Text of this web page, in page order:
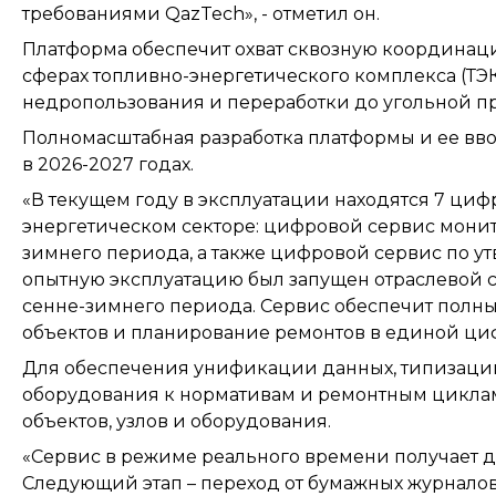
требованиями QazTech», - отметил он.
Платформа обеспечит охват сквозную
сферах топливно-энергетического комплекса
недропользования и переработки до угольной
Полномасштабная разработка платформы и ее
в 2026-2027 годах.
«В текущем году в эксплуатации находятся 7
энергетическом секторе: цифровой сервис
зимнего периода, а также цифровой сервис по
опытную эксплуатацию был запущен
сенне-зимнего периода. Сервис обеспечит
объектов и планирование ремонтов в единой
Для обеспечения унификации данных,
оборудования к нормативам и ремонтным
объектов, узлов и оборудования.
«Сервис в режиме реального времени получает
Следующий этап – переход от бумажных